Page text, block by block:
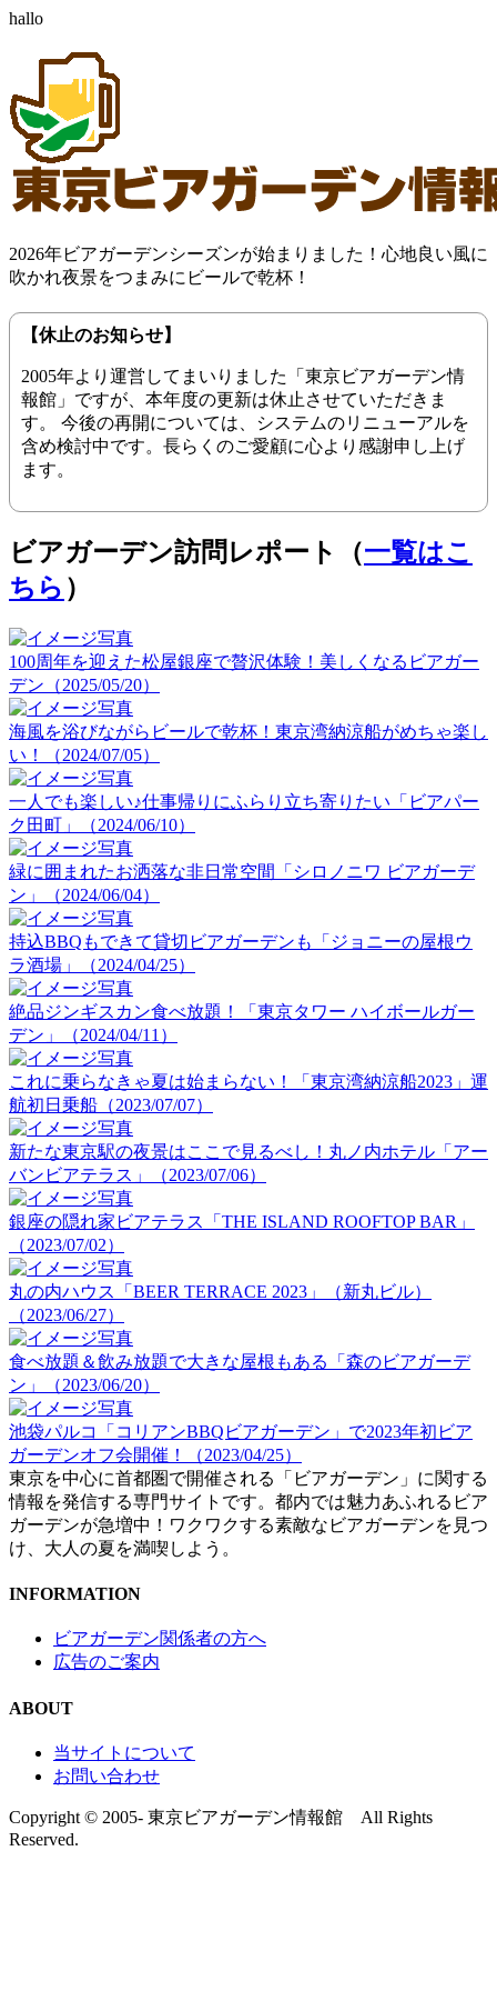
hallo
2026年ビアガーデンシーズンが始まりました！心地良い風に
吹かれ夜景をつまみにビールで乾杯！
【休止のお知らせ】
2005年より運営してまいりました「東京ビアガーデン情
報館」ですが、本年度の更新は休止させていただきま
す。 今後の再開については、システムのリニューアルを
含め検討中です。長らくのご愛顧に心より感謝申し上げ
ます。
ビアガーデン訪問レポート（一覧はこ
ちら ）
100周年を迎えた松屋銀座で贅沢体験！美しくなるビアガー
デン（2025/05/20）
海風を浴びながらビールで乾杯！東京湾納涼船がめちゃ楽し
い！（2024/07/05）
一人でも楽しい♪仕事帰りにふらり立ち寄りたい「ビアパー
ク田町」（2024/06/10）
緑に囲まれたお洒落な非日常空間「シロノニワ ビアガーデ
ン」（2024/06/04）
持込BBQもできて貸切ビアガーデンも「ジョニーの屋根ウ
ラ酒場」（2024/04/25）
絶品ジンギスカン食べ放題！「東京タワー ハイボールガー
デン」（2024/04/11）
これに乗らなきゃ夏は始まらない！「東京湾納涼船2023」運
航初日乗船（2023/07/07）
新たな東京駅の夜景はここで見るべし！丸ノ内ホテル「アー
バンビアテラス」（2023/07/06）
銀座の隠れ家ビアテラス「THE ISLAND ROOFTOP BAR」
（2023/07/02）
丸の内ハウス「BEER TERRACE 2023」（新丸ビル）
（2023/06/27）
食べ放題＆飲み放題で大きな屋根もある「森のビアガーデ
ン」（2023/06/20）
池袋パルコ「コリアンBBQビアガーデン」で2023年初ビア
ガーデンオフ会開催！（2023/04/25）
東京を中心に首都圏で開催される「ビアガーデン」に関する
情報を発信する専門サイトです。都内では魅力あふれるビア
ガーデンが急増中！ワクワクする素敵なビアガーデンを見つ
け、大人の夏を満喫しよう。
INFORMATION
ビアガーデン関係者の方へ
広告のご案内
ABOUT
当サイトについて
お問い合わせ
Copyright © 2005- 東京ビアガーデン情報館 All Rights
Reserved.